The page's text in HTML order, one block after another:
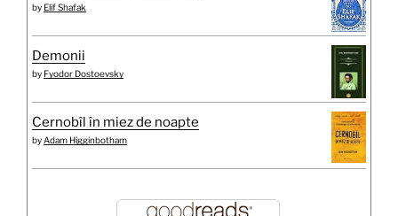
by Elif Shafak
Demonii
by Fyodor Dostoevsky
Cernobîl în miez de noapte
by Adam Higginbotham